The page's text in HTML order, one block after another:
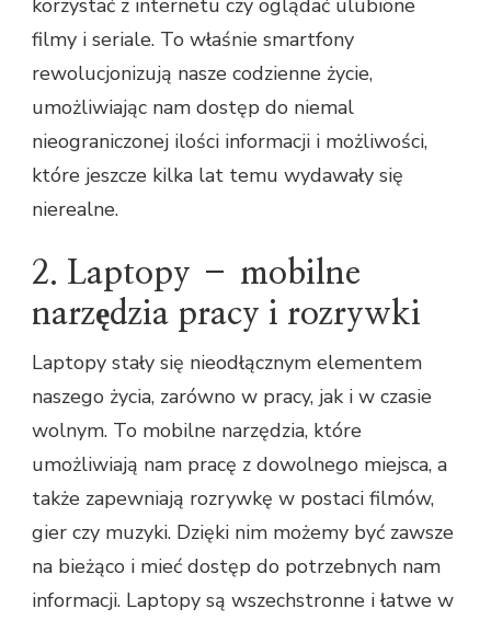
korzystać z internetu czy oglądać ulubione
filmy i seriale. To właśnie smartfony
rewolucjonizują nasze codzienne życie,
umożliwiając nam dostęp do niemal
nieograniczonej ilości informacji i możliwości,
które jeszcze kilka lat temu wydawały się
nierealne.
2. Laptopy – mobilne
narzędzia pracy i rozrywki
Laptopy stały się nieodłącznym elementem
naszego życia, zarówno w pracy, jak i w czasie
wolnym. To mobilne narzędzia, które
umożliwiają nam pracę z dowolnego miejsca, a
także zapewniają rozrywkę w postaci filmów,
gier czy muzyki. Dzięki nim możemy być zawsze
na bieżąco i mieć dostęp do potrzebnych nam
informacji. Laptopy są wszechstronne i łatwe w